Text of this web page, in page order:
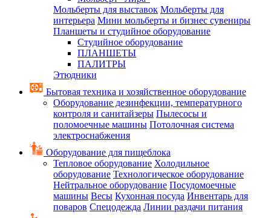
Мольберты для выставок Мольберты для
интерьера Мини мольберты и бизнес сувениры
Планшеты и студийное оборудование
Студийное оборудование
ПЛАНШЕТЫ
ПАЛИТРЫ
Этюдники
Бытовая техника и хозяйственное оборудование
Оборудование дезинфекции, температурного
контроля и санитайзеры Пылесосы и
поломоечные машины Потолочная система
электроснабжения
Оборудование для пищеблока
Тепловое оборудование Холодильное
оборудование Технологическое оборудование
Нейтральное оборудование Посудомоечные
машины Весы Кухонная посуда Инвентарь для
поваров Спецодежда Линии раздачи питания